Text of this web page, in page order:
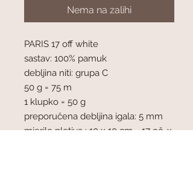
Nema na zalihi
PARIS 17 off white
sastav: 100% pamuk
debljina niti: grupa C
50 g = 75 m
1 klupko = 50 g
preporučena debljina igala: 5 mm
mjerilo pletiva : 10 x 10 cm = 17 oč. x